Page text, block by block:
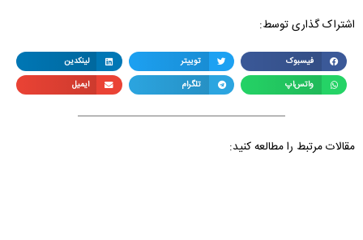
اشتراک گذاری توسط:
فیسبوک توییتر
لینکدین
واتس‌اپ
تلگرام ایمیل
مقالات مرتبط را مطالعه کنید: